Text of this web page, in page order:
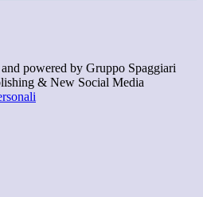
powered by Gruppo Spaggiari
& New Social Media